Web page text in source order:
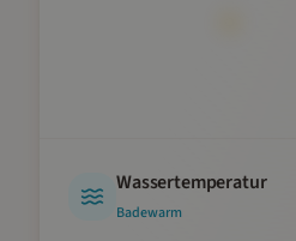
Wassertemperatur
Badewarm